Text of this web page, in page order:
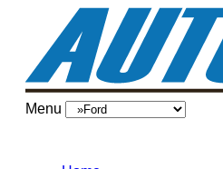
Menu